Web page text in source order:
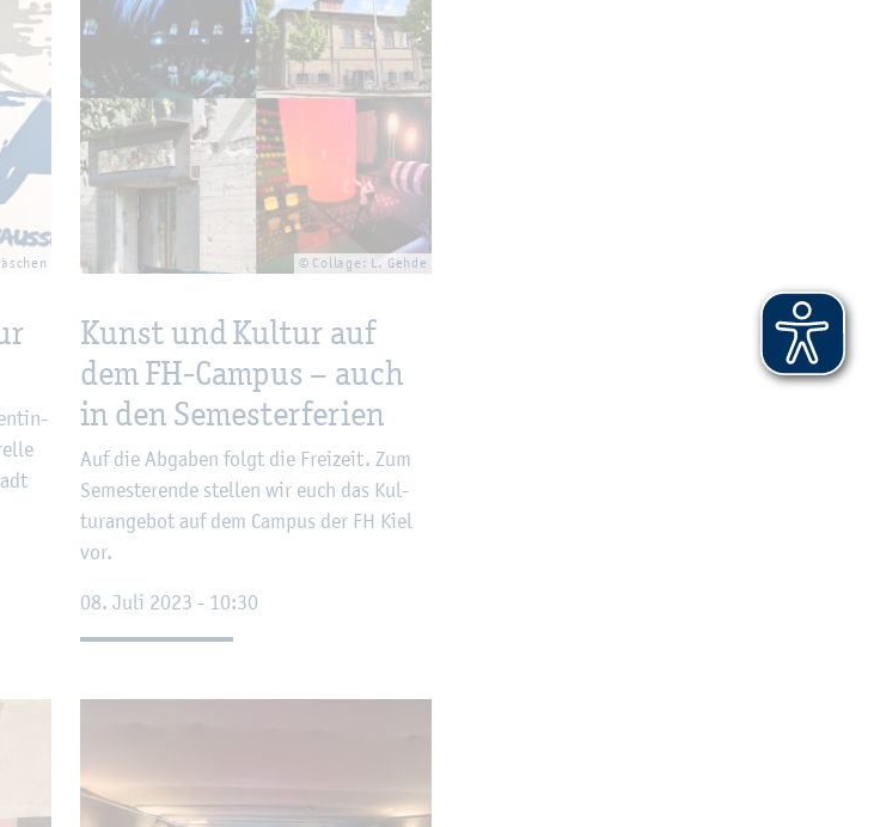
© Col­la­ge: L. Gehde
Kunst und Kul­tur auf
dem FH-Cam­pus – auch
in den Se­mes­ter­fe­ri­en
Auf die Ab­ga­ben folgt die Frei­zeit. Zum
Se­mes­ter­en­de stel­len wir euch das Kul­
tur­ange­bot auf dem Cam­pus der FH Kiel
vor.
08. Juli 2023 - 10:30